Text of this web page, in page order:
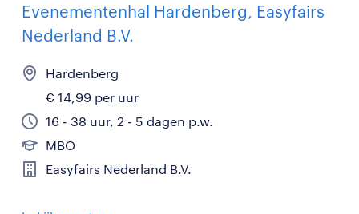
Evenementenhal Hardenberg, Easyfairs
Nederland B.V.
Hardenberg
€ 14,99 per uur
16 - 38 uur, 2 - 5 dagen p.w.
MBO
Easyfairs Nederland B.V.